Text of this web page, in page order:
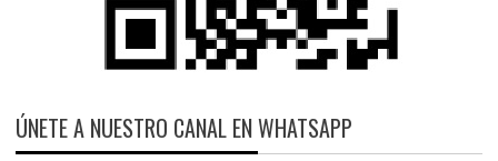
ÚNETE A NUESTRO CANAL EN WHATSAPP